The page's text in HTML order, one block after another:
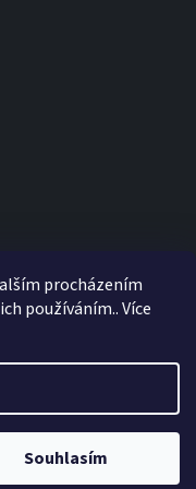
procházením
používáním.. Více
Souhlasím
s.r.o.. Všechna práva